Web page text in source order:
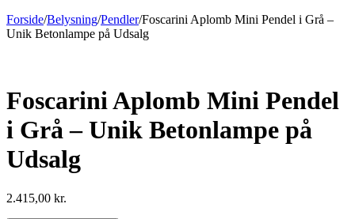
Forside/Belysning/Pendler/Foscarini Aplomb Mini Pendel i Grå –
Unik Betonlampe på Udsalg
Foscarini Aplomb Mini Pendel
i Grå – Unik Betonlampe på
Udsalg
2.415,00 kr.